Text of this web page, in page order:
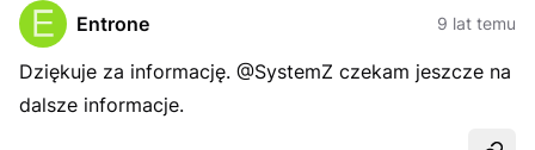
Entrone 9 lat temu
Dziękuje za informację. @SystemZ czekam jeszcze na
dalsze informacje.